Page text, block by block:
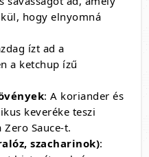
hogy elnyomná
ízt ad a
a ketchup ízű
: A koriander és
keveréke teszi
Sauce-t.
szacharinok):